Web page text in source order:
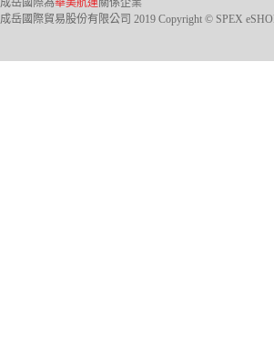
成岳國際貿易股份有限公司 2019 Copyright © SPEX